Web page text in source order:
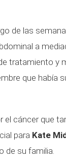
de las
a
tratamiento y
que había
cáncer que
para Kate
de su familia.